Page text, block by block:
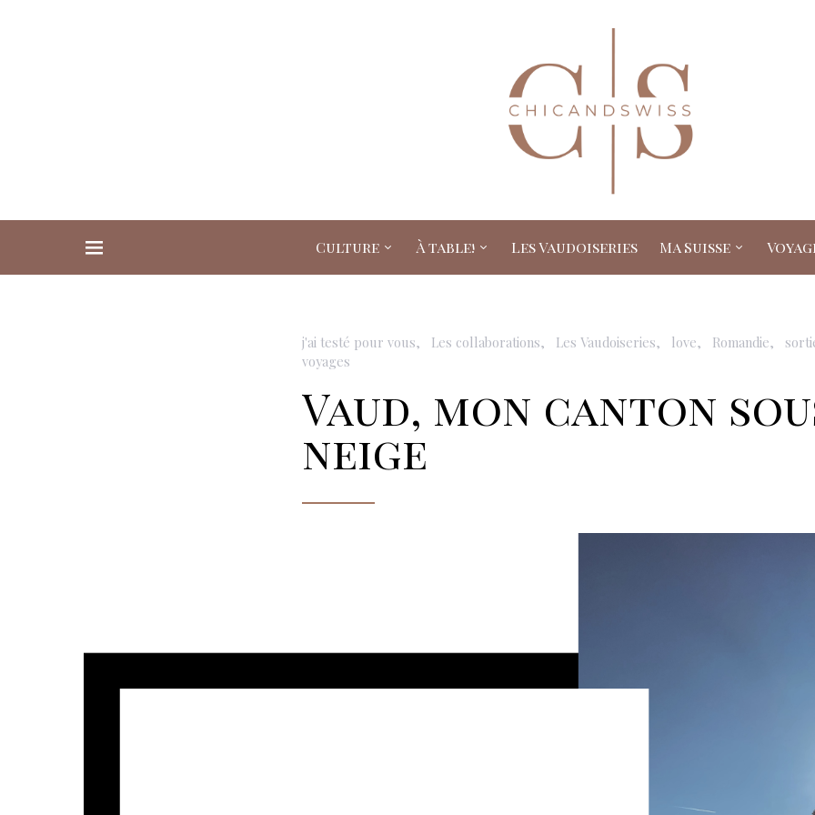
Culture À table! Les Vaudoiseries Ma Suisse
Search for:
j'ai testé pour vous Les collaborations Les Vaudoiseries love Romandie
voyages
Vaud, mon canton
neige